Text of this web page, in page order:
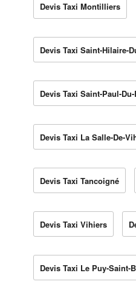
Devis Taxi Montilliers
Devis Taxi Saint-Hilaire-
Devis Taxi Saint-Paul-
Devis Taxi La Salle-De-
Devis Taxi Tancoigné
Devis Taxi Vihiers
Devis Taxi Le Puy-Saint-